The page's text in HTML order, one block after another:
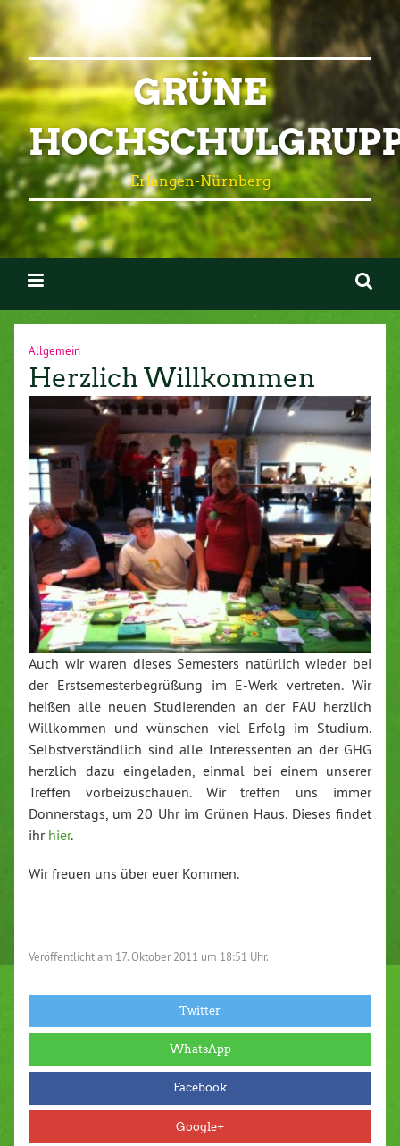
GRÜNE
Erlangen-Nürnberg
Allgemein
Herzlich Willkommen
Auch wir waren dieses Semesters natürlich wieder bei
der Erstsemesterbegrüßung im E-Werk vertreten. Wir
heißen alle neuen Studierenden an der FAU herzlich
Willkommen und wünschen viel Erfolg im Studium.
Selbstverständlich sind alle Interessenten an der GHG
herzlich dazu eingeladen, einmal bei einem unserer
Treffen vorbeizuschauen. Wir treffen uns immer
Donnerstags, um 20 Uhr im Grünen Haus. Dieses findet
ihr hier.
Wir freuen uns über euer Kommen.
Veröffentlicht am 17. Oktober 2011 um 18:51 Uhr.
Twitter
WhatsApp
Facebook
Google+